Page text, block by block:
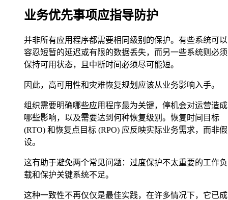
业务优先事项应指导防护
并非所有应用程序都需要相同级别的保护。有些系统可以
容忍短暂的延迟或有限的数据丢失，而另一些系统则必须
保持可用状态，且中断时间必须尽可能短。
因此，高可用性和灾难恢复规划应该从业务影响入手。
组织需要明确哪些应用程序最为关键，停机会对运营造成
哪些影响，以及需要达到何种恢复级别。恢复时间目标
(RTO) 和恢复点目标 (RPO) 应反映实际业务需求，而非假
设。
这有助于避免两个常见问题：过度保护不太重要的工作负
载和保护关键系统不足。
这种一致性不再仅仅是最佳实践，在许多情况下，它已成